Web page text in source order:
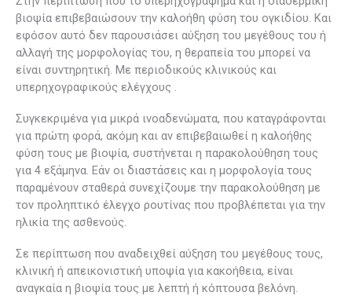
βιοψία επιβεβαιώσουν την καλοήθη φύση του ογκιδίου. Και
εφόσον αυτό δεν παρουσιάσει αύξηση του μεγέθους του ή
αλλαγή της μορφολογίας του, η θεραπεία του μπορεί να
είναι συντηρητική. Με περιοδικούς κλινικούς και
υπερηχογραφικούς ελέγχους .
Συγκεκριμένα για μικρά ινοαδενώματα, που καταγράφονται
για πρώτη φορά, ακόμη και αν επιβεβαιωθεί η καλοήθης
φύση τους με βιοψία, συστήνεται η παρακολούθηση τους
για 4 εξάμηνα. Εάν οι διαστάσεις και η μορφολογία τους
παραμένουν σταθερά συνεχίζουμε την παρακολούθηση με
τον προληπτικό έλεγχο ρουτίνας που προβλέπεται για την
ηλικία της ασθενούς.
Σε περίπτωση που αναδειχθεί αύξηση του μεγέθους τους,
κλινική ή απεικονιστική υποψία για κακοήθεια, είναι
αναγκαία η βιοψία τους με λεπτή ή κόπτουσα βελόνη.